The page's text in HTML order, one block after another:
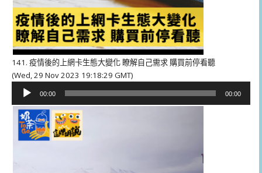
141. 疫情後的上網卡生態大變化 瞭解自己需求 購買前停看聽
(Wed, 29 Nov 2023 19:18:29 GMT)
播
器
00:00 00:00